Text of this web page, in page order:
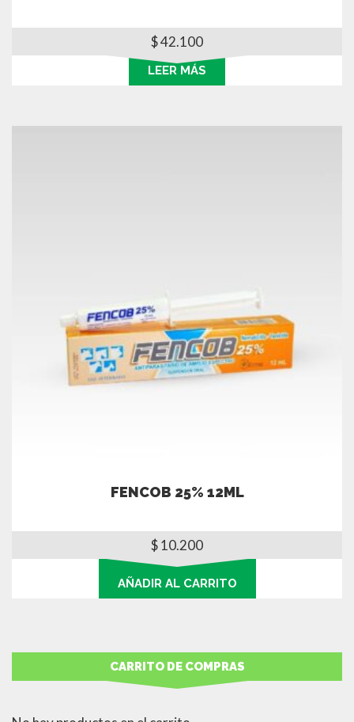
$42.100
LEER MÁS
FENCOB 25% 12ML
$10.200
AÑADIR AL CARRITO
CARRITO DE COMPRAS